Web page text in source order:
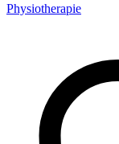
Physiotherapie